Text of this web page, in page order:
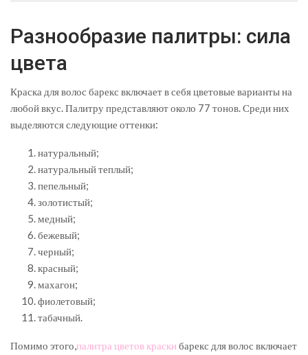
Разнообразие палитры: сила
цвета
Краска для волос барекс включает в себя цветовые варианты на
любой вкус. Палитру представляют около 77 тонов. Среди них
выделяются следующие оттенки:
натуральный;
натуральный теплый;
пепельный;
золотистый;
медный;
бежевый;
черный;
красный;
махагон;
фиолетовый;
табачный.
Помимо этого,палитра цветов краски барекс для волос включает